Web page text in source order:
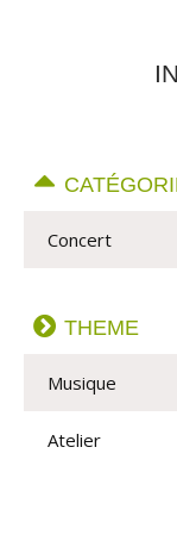
Concert
THEME
Musique
Atelier